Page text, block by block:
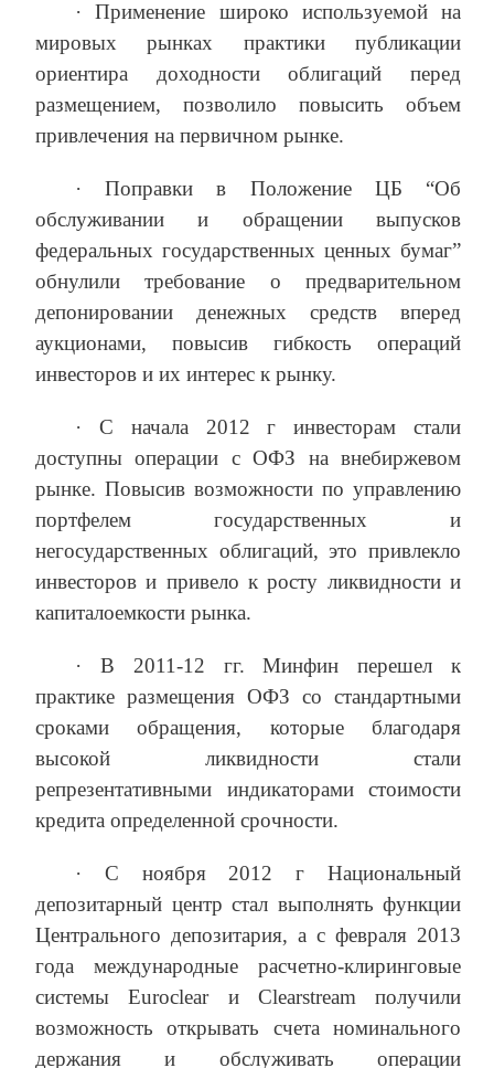
· Применение широко используемой на
мировых рынках практики публикации
ориентира доходности облигаций перед
размещением, позволило повысить объем
привлечения на первичном рынке.
· Поправки в Положение ЦБ “Об
обслуживании и обращении выпусков
федеральных государственных ценных бумаг”
обнулили требование о предварительном
депонировании денежных средств вперед
аукционами, повысив гибкость операций
инвесторов и их интерес к рынку.
· С начала 2012 г инвесторам стали
доступны операции с ОФЗ на внебиржевом
рынке. Повысив возможности по управлению
портфелем государственных и
негосударственных облигаций, это привлекло
инвесторов и привело к росту ликвидности и
капиталоемкости рынка.
· В 2011-12 гг. Минфин перешел к
практике размещения ОФЗ со стандартными
сроками обращения, которые благодаря
высокой ликвидности стали
репрезентативными индикаторами стоимости
кредита определенной срочности.
· С ноября 2012 г Национальный
депозитарный центр стал выполнять функции
Центрального депозитария, а с февраля 2013
года международные расчетно-клиринговые
системы Euroclear и Clearstream получили
возможность открывать счета номинального
держания и обслуживать операции